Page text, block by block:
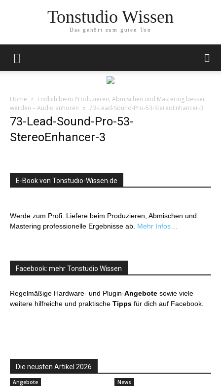
Tonstudio Wissen
Das gehört zum guten Ton
Home
Endlich beim Produzieren, Abmischen und Mastering besser
werden – Audio anhören
73-Lead-Sound-Pro-53-StereoEnhancer-3
73-Lead-Sound-Pro-53-
StereoEnhancer-3
E-Book von Tonstudio-Wissen.de
Werde zum Profi: Liefere beim Produzieren, Abmischen und
Mastering professionelle Ergebnisse ab. Mehr Infos…
Facebook: mehr Tonstudio Wissen
Regelmäßige Hardware- und Plugin-Angebote sowie viele
weitere hilfreiche und praktische Tipps für dich auf Facebook.
Die neusten Artikel 2026
Angebote News